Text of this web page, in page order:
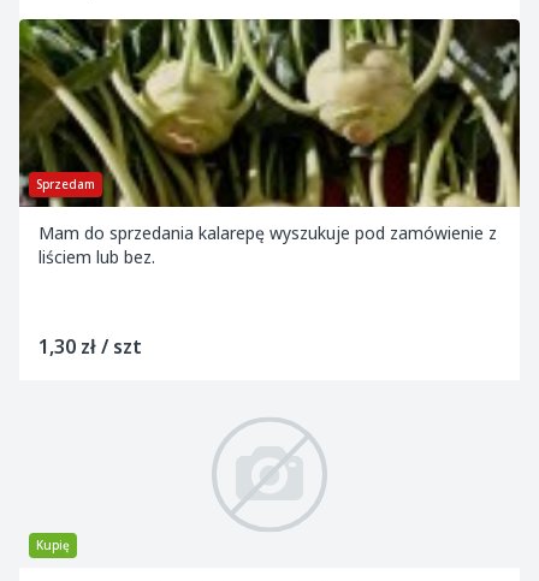
Sprzedam
Mam do sprzedania kalarepę wyszukuje pod zamówienie z
liściem lub bez.
1,30 zł / szt
Kupię